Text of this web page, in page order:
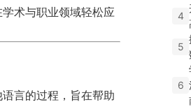
术与职业领域轻松应
言的过程，旨在帮助
4
5
6